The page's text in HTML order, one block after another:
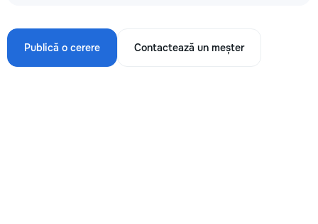
Publică o cerere Contactează un meșter